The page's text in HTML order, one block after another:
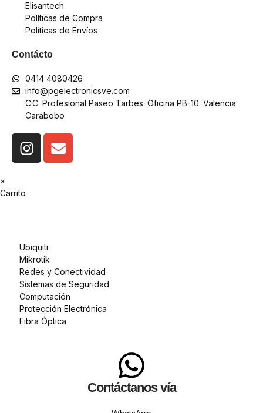
Elisantech
Políticas de Compra
Políticas de Envíos
Contácto
0414 4080426
info@pgelectronicsve.com
C.C. Profesional Paseo Tarbes. Oficina PB-10. Valencia
Carabobo
×
Carrito
Ubiquiti
Mikrotik
Redes y Conectividad
Sistemas de Seguridad
Computación
Protección Electrónica
Fibra Óptica
Contáctanos vía